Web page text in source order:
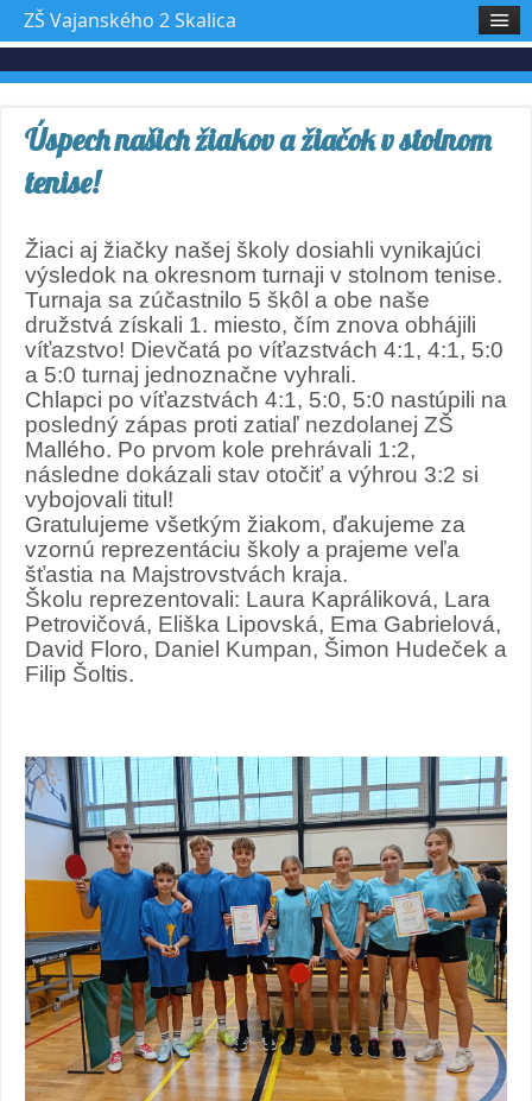
Úspech našich žiakov a žiačok v stolnom
tenise!
Žiaci aj žiačky našej školy dosiahli vynikajúci
výsledok na okresnom turnaji v stolnom tenise.
Turnaja sa zúčastnilo 5 škôl a obe naše
družstvá získali 1. miesto, čím znova obhájili
víťazstvo! Dievčatá po víťazstvách 4:1, 4:1, 5:0
a 5:0 turnaj jednoznačne vyhrali.
Chlapci po víťazstvách 4:1, 5:0, 5:0 nastúpili na
posledný zápas proti zatiaľ nezdolanej ZŠ
Mallého. Po prvom kole prehrávali 1:2,
následne dokázali stav otočiť a výhrou 3:2 si
vybojovali titul!
Gratulujeme všetkým žiakom, ďakujeme za
vzornú reprezentáciu školy a prajeme veľa
šťastia na Majstrovstvách kraja.
Školu reprezentovali: Laura Kapráliková, Lara
Petrovičová, Eliška Lipovská, Ema Gabrielová,
David Floro, Daniel Kumpan, Šimon Hudeček a
Filip Šoltis.
ZŠ Vajanského 2 Skalica